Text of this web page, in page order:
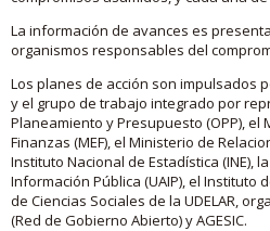
La información de avances es
organismos responsables del
Los planes de acción son impulsados
y el grupo de trabajo integrado por
Planeamiento y Presupuesto (OPP), el
Finanzas (MEF), el Ministerio de
Instituto Nacional de Estadística (INE),
Información Pública (UAIP), el Instituto
de Ciencias Sociales de la UDELAR,
(Red de Gobierno Abierto) y AGESIC.